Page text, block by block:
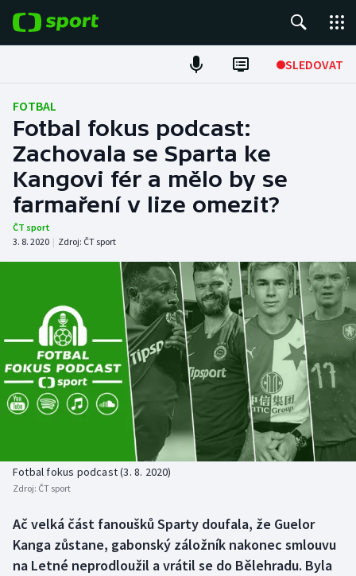
SLEDOVAT
Fotbal
Hokej
Tenis
Atletika
Americký fotbal
Baseball a softbal
Basketbal
Boby a skeleton
Box
Curling
NEPŘEHLÉDNĚTE
Soutěže
Historické návraty
AZ kvíz
FOTBAL
Fotbal fokus podcast:
Zachovala se Sparta ke
Kangovi fér a mělo by se
farmaření v lize omezit?
ČT sport
3. 8. 2020 | Zdroj: ČT sport
Fotbal fokus podcast (3. 8. 2020)
Zdroj: ČT sport
Ač velká část fanoušků Sparty doufala, že Guelor
Kanga zůstane, gabonský záložník nakonec smlouvu
na Letné neprodloužil a vrátil se do Bělehradu. Byla